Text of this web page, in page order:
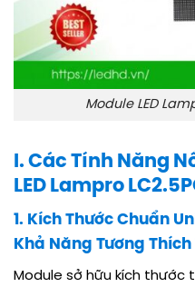
Module LED
I. Các Tính Năng
LED Lampro
1. Kích Thước Chuẩn
Khả Năng Tương Thích
Module sở hữu kích thước